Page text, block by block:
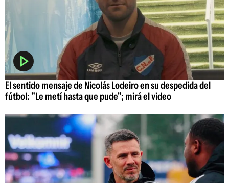
El sentido mensaje de Nicolás Lodeiro en su despedida del
fútbol: "Le metí hasta que pude"; mirá el video